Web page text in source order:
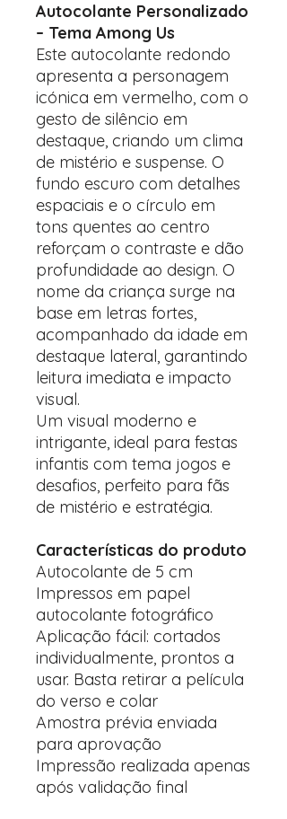
Autocolante Personalizado
– Tema Among Us
Este autocolante redondo
apresenta a personagem
icónica em vermelho, com o
gesto de silêncio em
destaque, criando um clima
de mistério e suspense. O
fundo escuro com detalhes
espaciais e o círculo em
tons quentes ao centro
reforçam o contraste e dão
profundidade ao design. O
nome da criança surge na
base em letras fortes,
acompanhado da idade em
destaque lateral, garantindo
leitura imediata e impacto
visual.
Um visual moderno e
intrigante, ideal para festas
infantis com tema jogos e
desafios, perfeito para fãs
de mistério e estratégia.
Características do produto
Autocolante de 5 cm
Impressos em papel
autocolante fotográfico
Aplicação fácil: cortados
individualmente, prontos a
usar. Basta retirar a película
do verso e colar
Amostra prévia enviada
para aprovação
Impressão realizada apenas
após validação final